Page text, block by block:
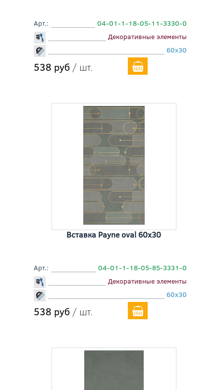
Арт.:
04-01-1-18-05-11-3330-0
Декоративные элементы
60x30
538 руб / шт.
Вставка Payne oval 60x30
Арт.:
04-01-1-18-05-85-3331-0
Декоративные элементы
60x30
538 руб / шт.